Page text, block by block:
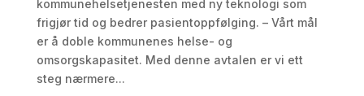
kommunehelsetjenesten med ny teknologi som
frigjør tid og bedrer pasientoppfølging. – Vårt mål
er å doble kommunenes helse- og
omsorgskapasitet. Med denne avtalen er vi ett
steg nærmere...